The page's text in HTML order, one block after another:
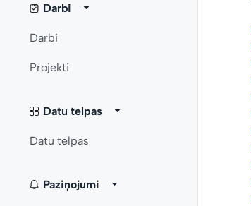
Darbi
Darbi
Projekti
Datu telpas
Datu telpas
Paziņojumi